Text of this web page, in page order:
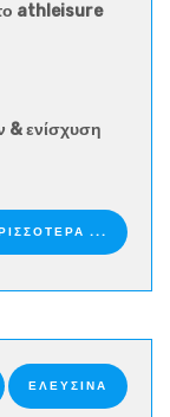
το athleisure
& ενίσχυση
...
ΕΛΕΥΣΙΝΑ